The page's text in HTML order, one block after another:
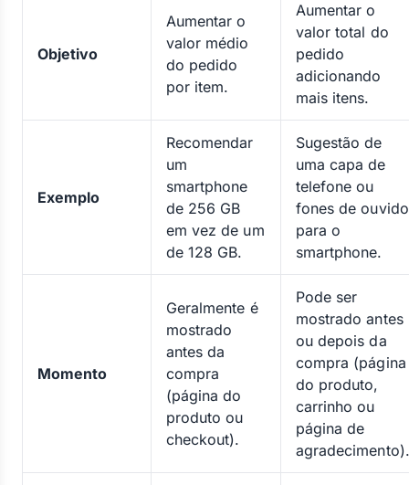
Objetivo
Aumentar o
valor médio
do pedido
por item.
Aumentar o
valor total do
pedido
adicionando
mais itens.
Exemplo
Recomendar
um
smartphone
de 256 GB
em vez de um
de 128 GB.
Sugestão de
uma capa de
telefone ou
fones de ouvido
para o
smartphone.
Momento
Geralmente é
mostrado
antes da
compra
(página do
produto ou
checkout).
Pode ser
mostrado antes
ou depois da
compra (página
do produto,
carrinho ou
página de
agradecimento).